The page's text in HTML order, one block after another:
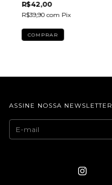
R$42,00
R$39,90com Pix
ASSINE NOSSA NEWSLETTER